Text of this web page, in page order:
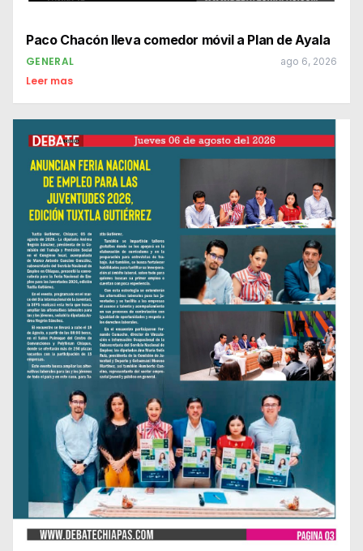
Paco Chacón lleva comedor móvil a Plan de Ayala
GENERAL ago 6, 2026
Leer mas